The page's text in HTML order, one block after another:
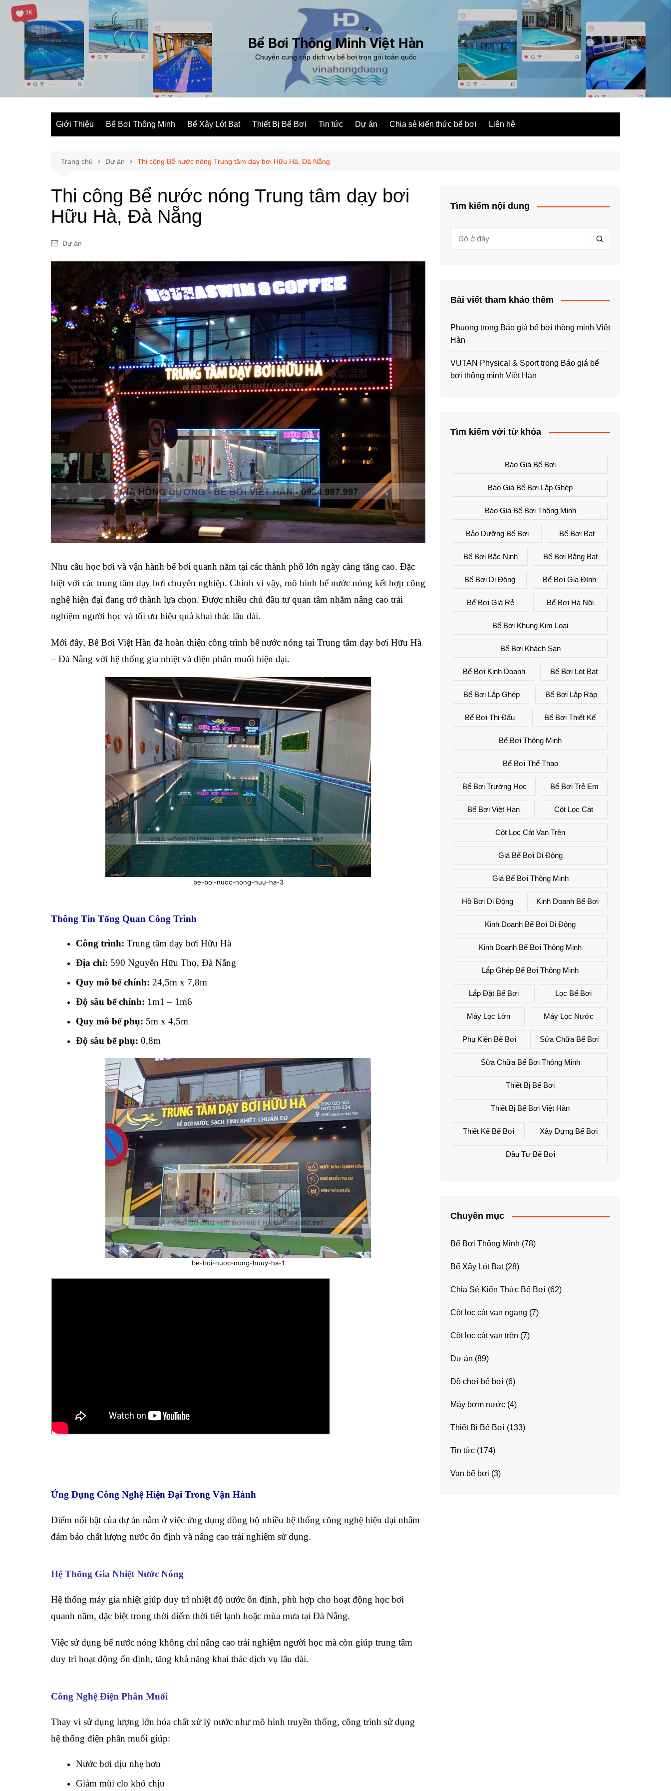
Chuyển
đến
Bể Bơi Thông Minh Việt Hàn
Chuyên cung cấp dịch vụ bể bơi trọn gói toàn quốc
Giới Thiệu Bể Bơi Thông Minh Bể Xây Lót Bạt Thiết Bị Bể Bơi Tin tức Dự án Chia sẻ kiến thức bể bơi Liên hệ
Trang chủ Dự án Thi công Bể nước nóng Trung tâm dạy bơi Hữu Hà, Đà Nẵng
Thi công Bể nước nóng Trung tâm dạy bơi
Hữu Hà, Đà Nẵng
Dự án
Nhu cầu học bơi và vận hành bể bơi quanh năm tại các thành phố lớn ngày càng tăng cao. Đặc
biệt với các trung tâm dạy bơi chuyên nghiệp. Chính vì vậy, mô hình bể nước nóng kết hợp công
nghệ hiện đại đang trở thành lựa chọn. Được nhiều chủ đầu tư quan tâm nhằm nâng cao trải
nghiệm người học và tối ưu hiệu quả khai thác lâu dài.
Mới đây, Bể Bơi Việt Hàn đã hoàn thiện công trình bể nước nóng tại Trung tâm dạy bơi Hữu Hà
– Đà Nẵng với hệ thống gia nhiệt và điện phân muối hiện đại.
be-boi-nuoc-nong-huu-ha-3
Thông Tin Tổng Quan Công Trình
Công trình: Trung tâm dạy bơi Hữu Hà
Địa chỉ: 590 Nguyễn Hữu Thọ, Đà Nẵng
Quy mô bể chính: 24,5m x 7,8m
Độ sâu bể chính: 1m1 – 1m6
Quy mô bể phụ: 5m x 4,5m
Độ sâu bể phụ: 0,8m
be-boi-nuoc-nong-huuy-ha-1
Ứng Dụng Công Nghệ Hiện Đại Trong Vận Hành
Điểm nổi bật của dự án nằm ở việc ứng dụng đồng bộ nhiều hệ thống công nghệ hiện đại nhằm
đảm bảo chất lượng nước ổn định và nâng cao trải nghiệm sử dụng.
Hệ Thống Gia Nhiệt Nước Nóng
Hệ thống máy gia nhiệt giúp duy trì nhiệt độ nước ổn định, phù hợp cho hoạt động học bơi
quanh năm, đặc biệt trong thời điểm thời tiết lạnh hoặc mùa mưa tại Đà Nẵng.
Việc sử dụng bể nước nóng không chỉ nâng cao trải nghiệm người học mà còn giúp trung tâm
duy trì hoạt động ổn định, tăng khả năng khai thác dịch vụ lâu dài.
Công Nghệ Điện Phân Muối
Thay vì sử dụng lượng lớn hóa chất xử lý nước như mô hình truyền thống, công trình sử dụng
hệ thống điện phân muối giúp:
Nước bơi dịu nhẹ hơn
Giảm mùi clo khó chịu
Tìm kiếm nội dung
Bài viết tham khảo thêm
Phuong trong Báo giá bể bơi thông minh Việt
Hàn
VUTAN Physical & Sporttrong Báo giá bể
bơi thông minh Việt Hàn
Tìm kiếm với từ khóa
Báo Giá Bể Bơi
Báo Giá Bể Bơi Lắp Ghép
Báo Giá Bể Bơi Thông Minh
Bảo Dưỡng Bể Bơi Bể Bơi Bạt
Bể Bơi Bắc Ninh Bể Bơi Bằng Bạt
Bể Bơi Di Động Bể Bơi Gia Đình
Bể Bơi Giá Rẻ Bể Bơi Hà Nội
Bể Bơi Khung Kim Loại
Bể Bơi Khách Sạn
Bể Bơi Kinh Doanh Bể Bơi Lót Bạt
Bể Bơi Lắp Ghép Bể Bơi Lắp Ráp
Bể Bơi Thi Đấu Bể Bơi Thiết Kế
Bể Bơi Thông Minh
Bể Bơi Thể Thao
Bể Bơi Trường Học Bể Bơi Trẻ Em
Bể Bơi Việt Hàn Cột Lọc Cát
Cột Lọc Cát Van Trên
Giá Bể Bơi Di Động
Giá Bể Bơi Thông Minh
Hồ Bơi Di Động Kinh Doanh Bể Bơi
Kinh Doanh Bể Bơi Di Động
Kinh Doanh Bể Bơi Thông Minh
Lắp Ghép Bể Bơi Thông Minh
Lắp Đặt Bể Bơi Lọc Bể Bơi
Máy Lọc Lớn Máy Lọc Nước
Phụ Kiện Bể Bơi Sửa Chữa Bể Bơi
Sữa Chữa Bể Bơi Thông Minh
Thiết Bị Bể Bơi
Thiết Bị Bể Bơi Việt Hàn
Thiết Kế Bể Bơi Xây Dựng Bể Bơi
Đầu Tư Bể Bơi
Chuyên mục
Bể Bơi Thông Minh (78)
Bể Xây Lót Bạt(28)
Chia Sẻ Kiến Thức Bể Bơi (62)
Cột lọc cát van ngang (7)
Cột lọc cát van trên (7)
Dự án (89)
Đồ chơi bể bơi (6)
Máy bơm nước (4)
Thiết Bị Bể Bơi (133)
Tin tức (174)
Van bể bơi (3)